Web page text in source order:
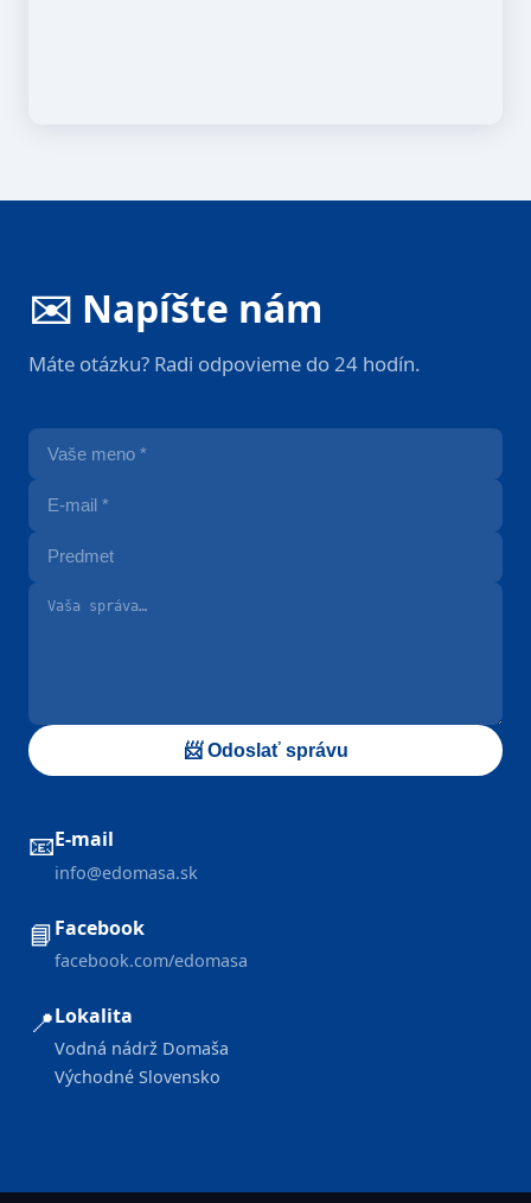
✉️ Napíšte nám
Máte otázku? Radi odpovieme do 24 hodín.
📨 Odoslať správu
📧E-mail
info@edomasa.sk
📘Facebook
facebook.com/edomasa
📍Lokalita
Vodná nádrž Domaša
Východné Slovensko